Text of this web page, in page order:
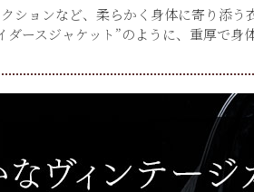
ションなど、柔らかく身体に寄り添
ダースジャケット”のように、重厚で身